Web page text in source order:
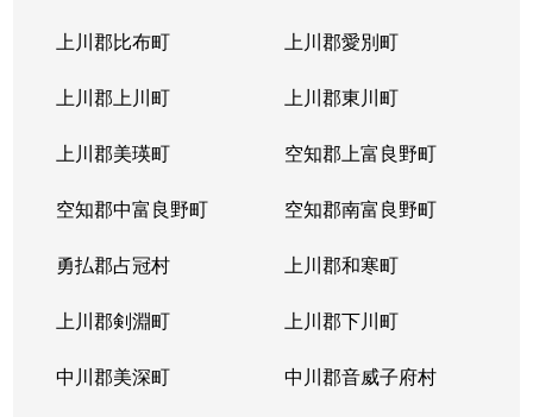
上川郡比布町 上川郡愛別町
上川郡上川町 上川郡東川町
上川郡美瑛町 空知郡上富良野町
空知郡中富良野町 空知郡南富良野町
勇払郡占冠村 上川郡和寒町
上川郡剣淵町 上川郡下川町
中川郡美深町 中川郡音威子府村